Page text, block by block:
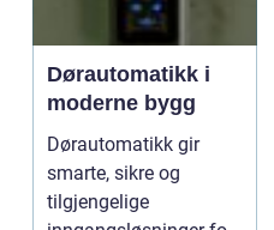
Dørautomatikk i
moderne bygg
Dørautomatikk gir
smarte, sikre og
tilgjengelige